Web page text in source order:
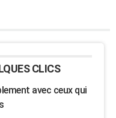
CLICS
avec ceux qui